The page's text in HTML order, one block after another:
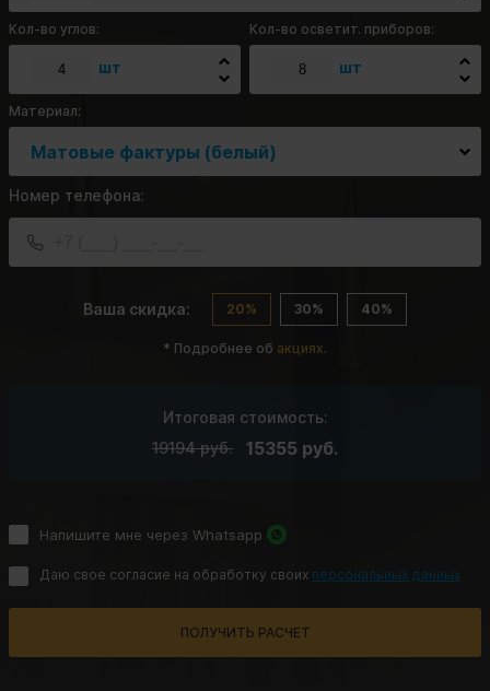
Кол-во углов:
шт
Кол-во осветит. приборов:
шт
Материал:
Матовые фактуры (белый)
Номер телефона:
Ваша скидка: 20% 30% 40%
* Подробнее об акциях.
Итоговая стоимость:
19194руб. 15355 руб.
Напишите мне через Whatsapp
Даю свое согласие на обработку своих персональных данных
ПОЛУЧИТЬ РАСЧЕТ